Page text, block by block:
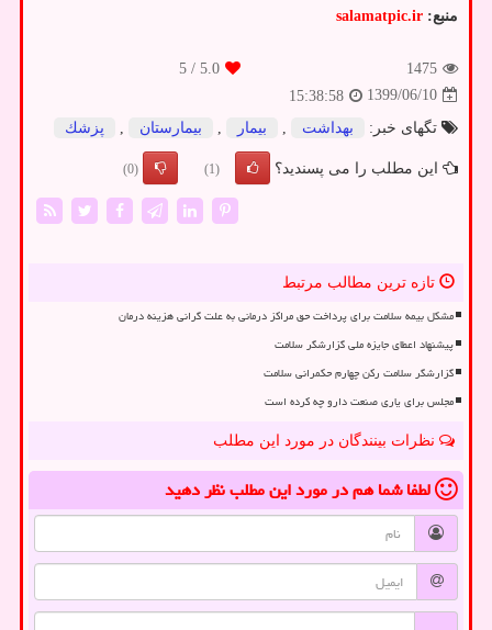
منبع: salamatpic.ir
1475
5.0
/ 5
1399/06/10
15:38:58
تگهای خبر:
بهداشت , بیمار , بیمارستان , پزشك
این مطلب را می پسندید؟ (1)
(0)
تازه ترین مطالب مرتبط
مشکل بیمه سلامت برای پرداخت حق مراکز درمانی به علت گرانی هزینه درمان
پیشنهاد اعطای جایزه ملی گزارشگر سلامت
گزارشگر سلامت رکن چهارم حکمرانی سلامت
مجلس برای یاری صنعت دارو چه کرده است
نظرات بینندگان در مورد این مطلب
لطفا شما همدر مورد این مطلبنظر دهید